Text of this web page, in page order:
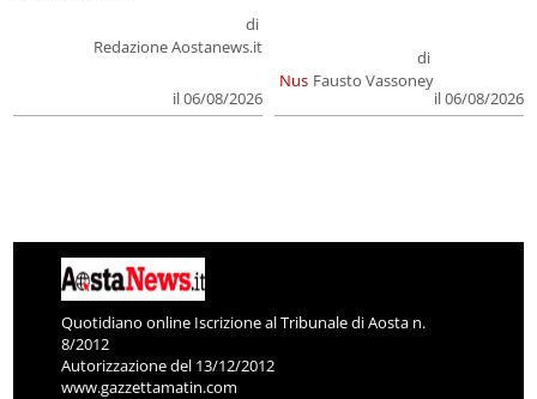
di
Redazione Aostanews.it
il 06/08/2026
Nus
di
Fausto Vassoney
il 06/08/2026
Quotidiano online Iscrizione al Tribunale di Aosta n.
8/2012
Autorizzazione del 13/12/2012
www.gazzettamatin.com